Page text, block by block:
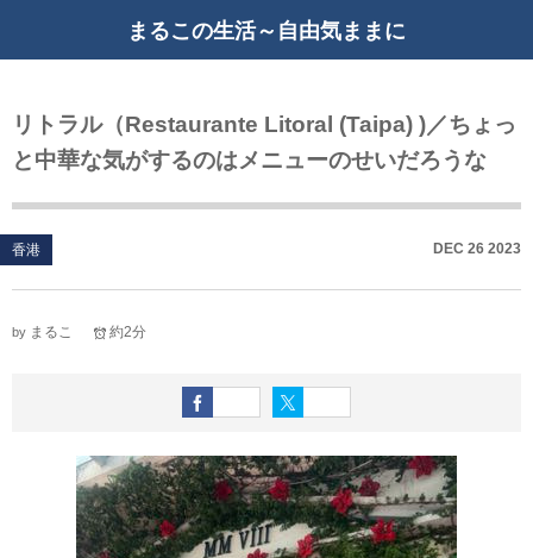
まるこの生活～自由気ままに
リトラル（Restaurante Litoral (Taipa) )／ちょっ
と中華な気がするのはメニューのせいだろうな
香港 DEC 26 2023
by まるこ 約2分